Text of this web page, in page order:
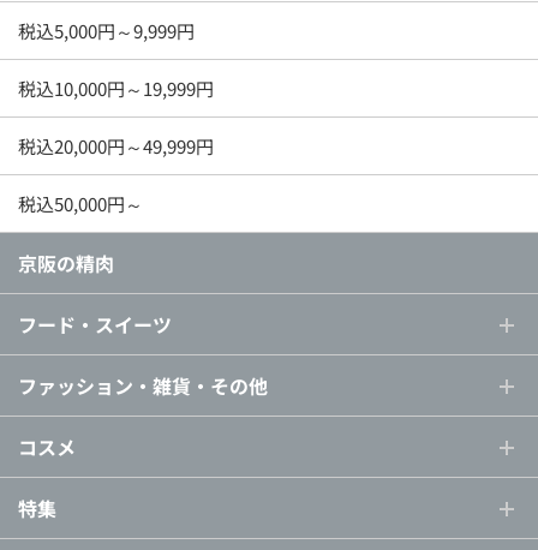
税込5,000円～9,999円
税込10,000円～19,999円
税込20,000円～49,999円
税込50,000円～
京阪の精肉
フード・スイーツ
ファッション・雑貨・その他
コスメ
特集